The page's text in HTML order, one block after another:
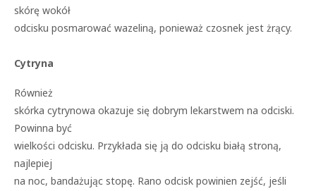
skórę wokół
odcisku posmarować wazeliną, ponieważ czosnek jest żrący.
Cytryna
Również
skórka cytrynowa okazuje się dobrym lekarstwem na odciski.
Powinna być
wielkości odcisku. Przykłada się ją do odcisku białą stroną,
najlepiej
na noc, bandażując stopę. Rano odcisk powinien zejść, jeśli